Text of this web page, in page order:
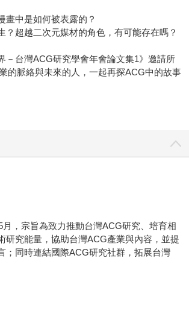
畫中是如何被表露的？
？超越二次元媒材的角色，有可能存在嗎？
－台灣ACG研究學會年會論文集1》邀請所
的脈絡與未來的人，一起再探ACG中的故事
月，宗旨為致力推動台灣ACG研究、培育相
研究能量，協助台灣ACG產業與內容，並提
；同時連結國際ACG研究社群，拓展台灣